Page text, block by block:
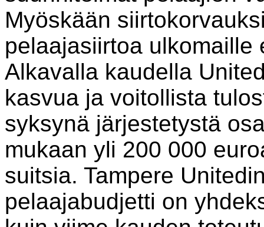
Myöskään
pelaajasiirtoa ulkomaille
Alkavalla kaudella
kasvua ja voitollista
syksynä järjestetystä
mukaan yli 200 000
suitsia. Tampere
pelaajabudjetti on